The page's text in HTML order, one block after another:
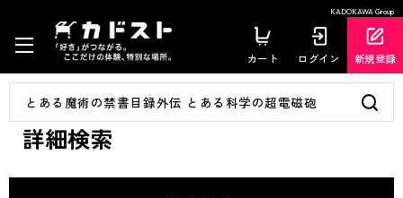
KADOKAWA Group
カート ログイン 新規登録
詳細検索